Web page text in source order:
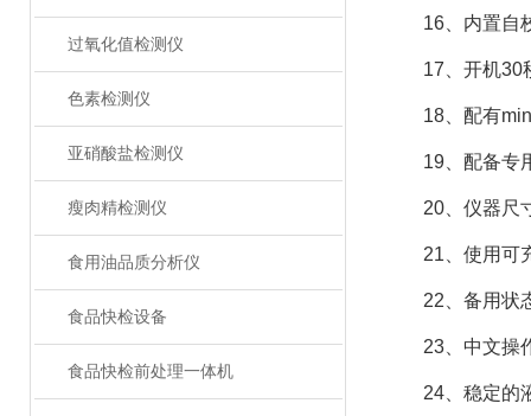
过氧化值检测仪
色素检测仪
亚硝酸盐检测仪
瘦肉精检测仪
食用油品质分析仪
食品快检设备
食品快检前处理一体机
16、内置自
17、开机30
18、配有
19、配备专用
20、仪器尺寸
21、使用可充
22、备用状
23、中文操
24、稳定的